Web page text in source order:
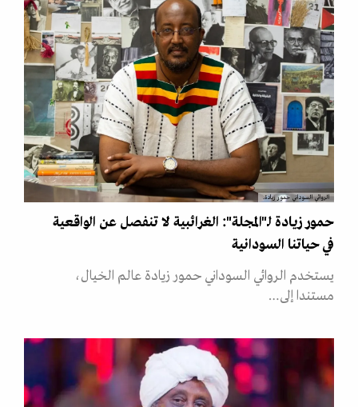
الروائي السوداني حمور زيادة.
حمور زيادة لـ"المجلة": الغرائبية لا تنفصل عن الواقعية
في حياتنا السودانية
يستخدم الروائي السوداني حمور زيادة عالم الخيال،
مستندا إلى…